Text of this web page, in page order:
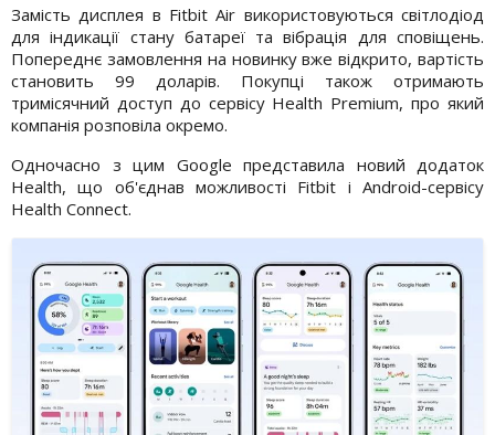
Замість дисплея в Fitbit Air використовуються світлодіод
для індикації стану батареї та вібрація для сповіщень.
Попереднє замовлення на новинку вже відкрито, вартість
становить 99 доларів. Покупці також отримають
тримісячний доступ до сервісу Health Premium, про який
компанія розповіла окремо.
Одночасно з цим Google представила новий додаток
Health, що об'єднав можливості Fitbit і Android-сервісу
Health Connect.